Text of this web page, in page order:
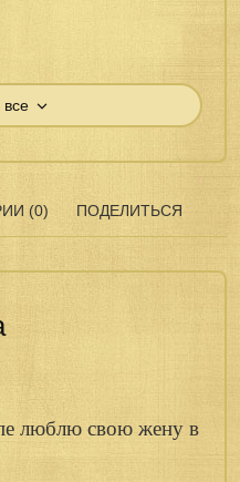
все
(0) ПОДЕЛИТЬСЯ
люблю свою жену в